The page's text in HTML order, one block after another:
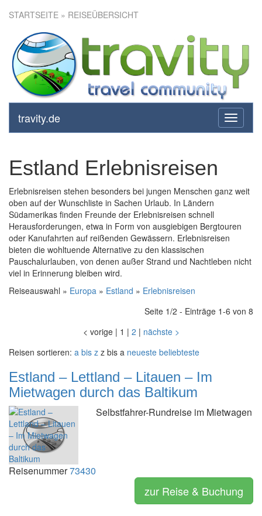
STARTSEITE » REISEÜBERSICHT
toggle
travity.de
Estland Erlebnisreisen
Erlebnisreisen stehen besonders bei jungen Menschen ganz weit
oben auf der Wunschliste in Sachen Urlaub. In Ländern
Südamerikas finden Freunde der Erlebnisreisen schnell
Herausforderungen, etwa in Form von ausgiebigen Bergtouren
oder Kanufahrten auf reißenden Gewässern. Erlebnisreisen
bieten die wohltuende Alternative zu den klassischen
Pauschalurlauben, von denen außer Strand und Nachtleben nicht
viel in Erinnerung bleiben wird.
Reiseauswahl » Europa » Estland » Erlebnisreisen
Seite 1/2 - Einträge 1-6 von 8
< vorige | 1 | 2 | nächste >
Reisen sortieren: a bis z z bis a neueste beliebteste
Estland – Lettland – Litauen – Im
Mietwagen durch das Baltikum
Selbstfahrer-Rundreise im Mietwagen
Reisenummer73430
zur Reise & Buchung